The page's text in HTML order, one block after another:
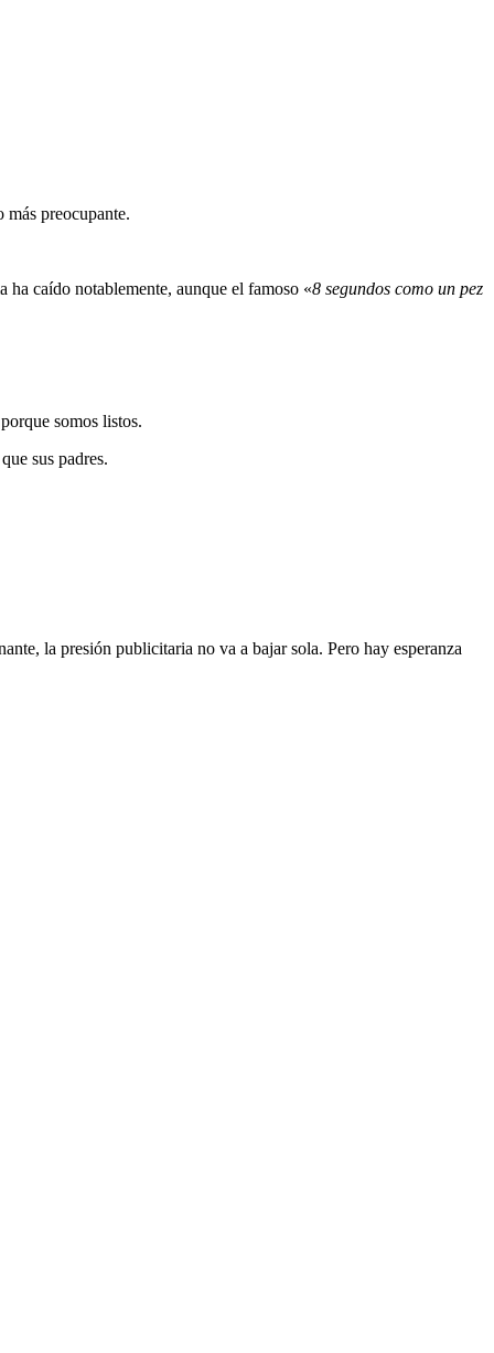
preocupante.
caído notablemente, aunque el famoso «8 segundos como un pez
somos listos.
sus padres.
la presión publicitaria no va a bajar sola. Pero hay esperanza